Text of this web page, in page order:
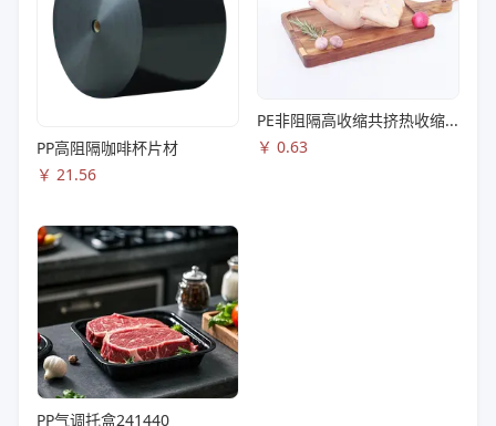
PP高阻隔咖啡杯片材
￥ 21.56
PE非阻隔高收缩共挤热收缩膜S83
￥ 0.63
PP气调托盒241440